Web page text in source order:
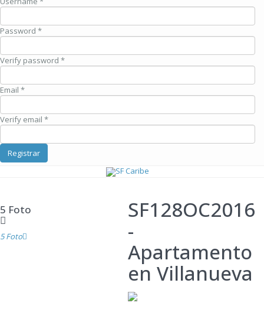
Password *
Verify password *
Email *
Verify email *
Registrar
5 Foto
5 Foto
SF128OC2016
-
Apartamento
en Villanueva